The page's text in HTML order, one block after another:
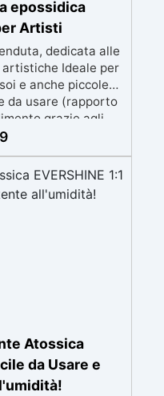
epossidica
Artisti
dedicata alle
Ideale per
e anche piccole
da usare (rapporto
grazie agli
: non cola via,
superficie lucida e
Atossica
da Usare e